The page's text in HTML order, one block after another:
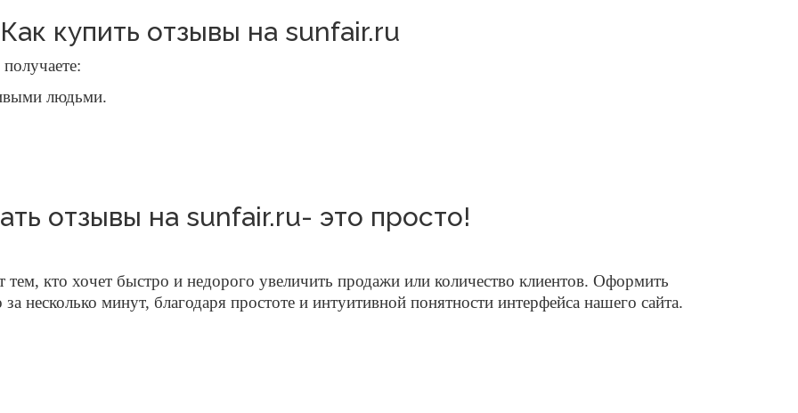
Как купить отзывы на sunfair.ru
людьми.
отзывы на sunfair.ru- это просто!
кто хочет быстро и недорого увеличить продажи или количество клиентов. Оформить
несколько минут, благодаря простоте и интуитивной понятности интерфейса нашего сайта.